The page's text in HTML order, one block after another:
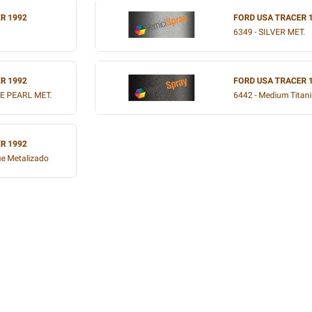
1992
FORD USA TRACER
6349 - SILVER MET.
1992
PEARL MET.
FORD USA TRACER
6442 - Medium
1992
Metalizado